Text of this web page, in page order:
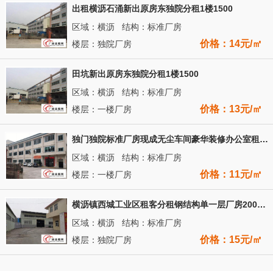
出租横沥石涌新出原房东独院分租1楼1500
区域：横沥 结构：标准厂房
楼层：独院厂房
价格：14元/㎡
田坑新出原房东独院分租1楼1500
区域：横沥 结构：标准厂房
楼层：一楼厂房
价格：13元/㎡
独门独院标准厂房现成无尘车间豪华装修办公室租金便宜厂房出租
区域：横沥 结构：标准厂房
楼层：一楼厂房
价格：11元/㎡
横沥镇西城工业区租客分租钢结构单一层厂房2000平方滴水8米
区域：横沥 结构：标准厂房
楼层：独院厂房
价格：15元/㎡